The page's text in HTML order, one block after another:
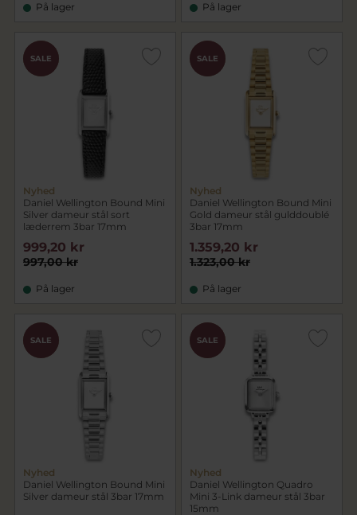
På lager På lager
PRIS
SALE
Nyhed
Daniel Wellington Bound Mini
Silver dameur stål sort
læderrem 3bar 17mm
997,00 kr
999,20 kr
På lager
PRIS
SALE
Nyhed
Daniel Wellington Bound Mini
Gold dameur stål gulddoublé
3bar 17mm
1.323,00 kr
1.359,20 kr
På lager
PRIS
SALE
Nyhed
Daniel Wellington Bound Mini
Silver dameur stål 3bar 17mm
PRIS
SALE
Nyhed
Daniel Wellington Quadro
Mini 3-Link dameur stål 3bar
15mm